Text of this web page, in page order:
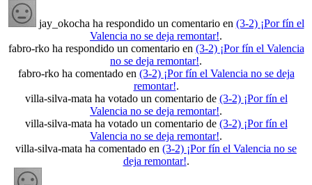
jay_okocha ha respondido un comentario en (3-2) ¡Por fín el
Valencia no se deja remontar!.
fabro-rko ha respondido un comentario en (3-2) ¡Por fín el Valencia
no se deja remontar!.
fabro-rko ha comentado en (3-2) ¡Por fín el Valencia no se deja
remontar!.
villa-silva-mata ha votado un comentario de (3-2) ¡Por fín el
Valencia no se deja remontar!.
villa-silva-mata ha votado un comentario de (3-2) ¡Por fín el
Valencia no se deja remontar!.
villa-silva-mata ha comentado en (3-2) ¡Por fín el Valencia no se
deja remontar!.